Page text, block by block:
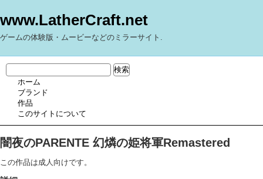
www.LatherCraft.net
ゲームの体験版・ムービーなどのミラーサイト.
ホーム
ブランド
作品
このサイトについて
闇夜のPARENTE 幻燐の姫将軍Remastered
この作品は成人向けです。